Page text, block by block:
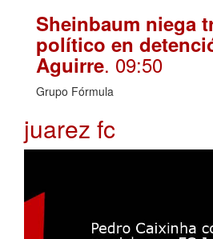
Sheinbaum niega
político en
Aguirre. 09:50
Grupo Fórmula
juarez fc